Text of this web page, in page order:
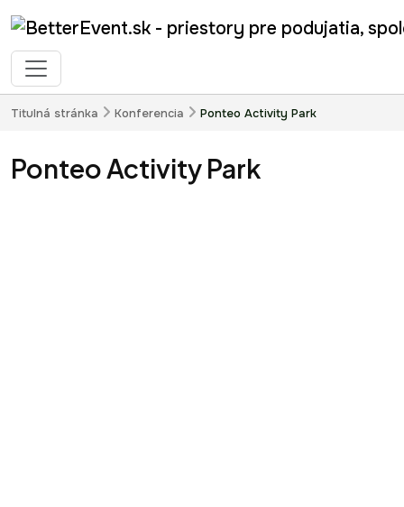
Titulná stránka Konferencia Ponteo Activity Park
Ponteo Activity Park